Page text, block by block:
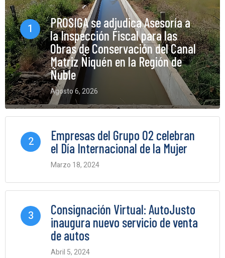
1
PROSIGA se adjudica Asesoría a
la Inspección Fiscal para las
Obras de Conservación del Canal
Matriz Ñiquén en la Región de
Ñuble
Agosto 6, 2026
0 Comments
2
Empresas del Grupo O2 celebran
el Día Internacional de la Mujer
Marzo 18, 2024
3
Consignación Virtual: AutoJusto
inaugura nuevo servicio de venta
de autos
Abril 5, 2024